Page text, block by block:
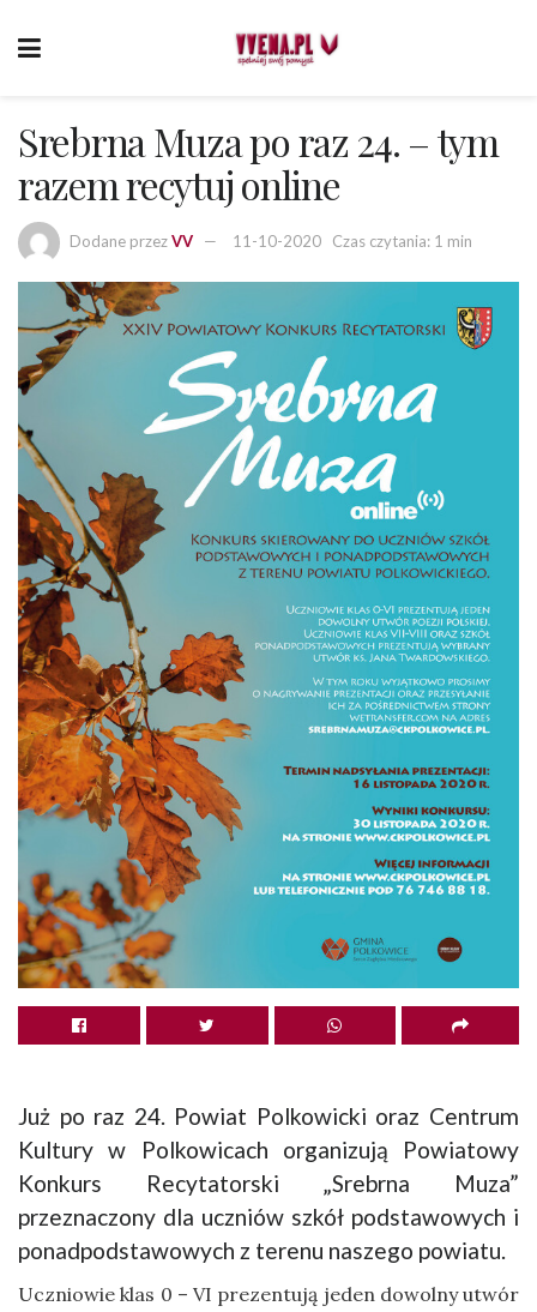
Srebrna Muza po raz 24. – tym
razem recytuj online
Dodane przezVV 11-10-2020 Czas czytania: 1 min
Już po raz 24. Powiat Polkowicki oraz Centrum
Kultury w Polkowicach organizują Powiatowy
Konkurs Recytatorski „Srebrna Muza”
przeznaczony dla uczniów szkół podstawowych i
ponadpodstawowych z terenu naszego powiatu.
Uczniowie klas 0 – VI prezentują jeden dowolny utwór